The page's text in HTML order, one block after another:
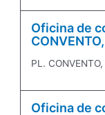
Oficina de
PL.
Oficina de